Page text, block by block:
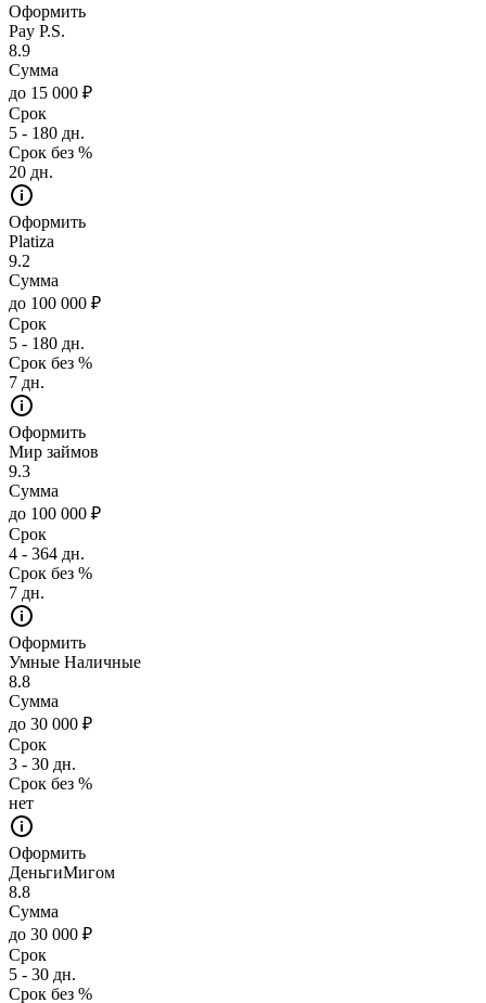
Оформить
Pay P.S.
8.9
Сумма
до 15 000 ₽
Срок
5 - 180 дн.
Срок без %
20 дн.
Оформить
Platiza
9.2
Сумма
до 100 000 ₽
Срок
5 - 180 дн.
Срок без %
7 дн.
Оформить
Мир займов
9.3
Сумма
до 100 000 ₽
Срок
4 - 364 дн.
Срок без %
7 дн.
Оформить
Умные Наличные
8.8
Сумма
до 30 000 ₽
Срок
3 - 30 дн.
Срок без %
нет
Оформить
ДеньгиМигом
8.8
Сумма
до 30 000 ₽
Срок
5 - 30 дн.
Срок без %